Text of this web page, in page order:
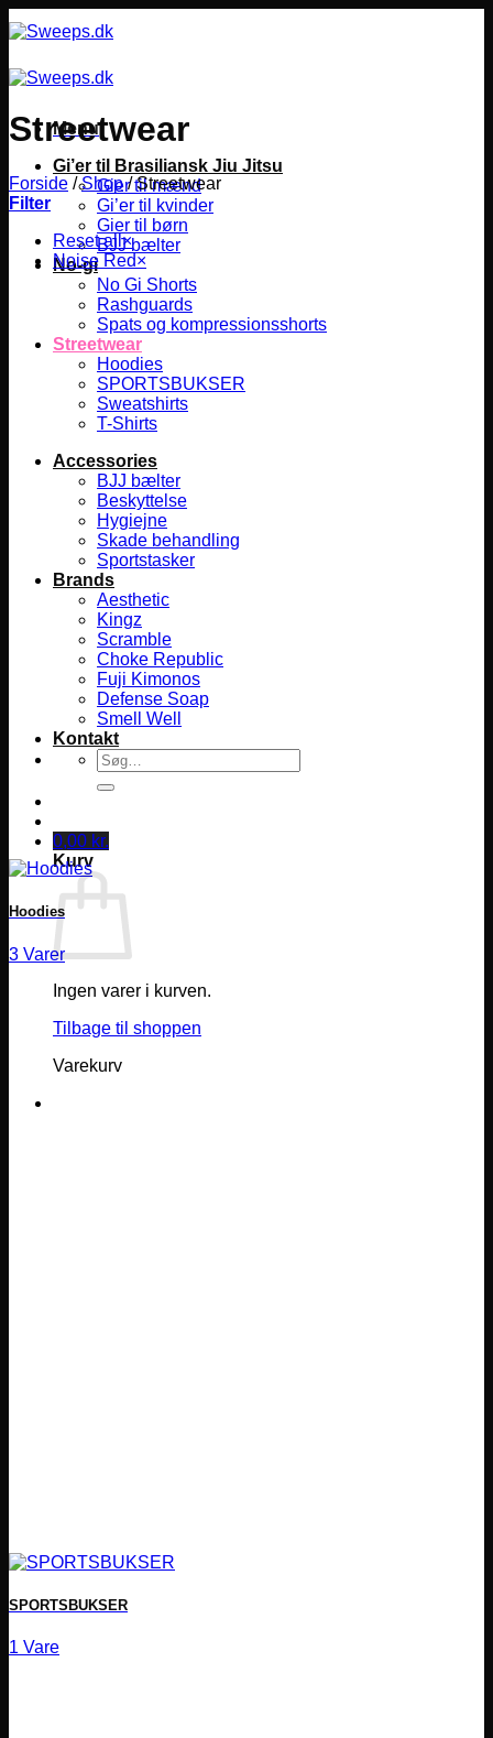
til
Menu
Gi’er til Brasiliansk Jiu Jitsu
Gier til mænd
Gi’er til kvinder
Gier til børn
BJJ bælter
No-gi
No Gi Shorts
Rashguards
Spats og kompressionsshorts
Streetwear
Hoodies
SPORTSBUKSER
Sweatshirts
T-Shirts
Accessories
BJJ bælter
Beskyttelse
Hygiejne
Skade behandling
Sportstasker
Brands
Aesthetic
Kingz
Scramble
Choke Republic
Fuji Kimonos
Defense Soap
Smell Well
Kontakt
Søg
efter:
0,00 kr.
Kurv
Ingen varer i kurven.
Tilbage til shoppen
Varekurv
Streetwear
Forside / Shop /Streetwear
Filter
Reset all×
Noise Red×
Hoodies
3 Varer
SPORTSBUKSER
1 Vare